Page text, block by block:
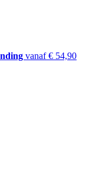
vanaf € 54,90